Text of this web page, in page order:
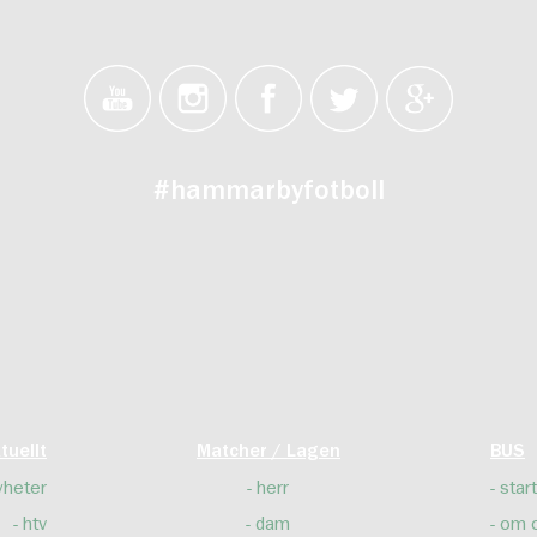
#hammarbyfotboll
htv
Matcher / Lagen
herr
dam
BUS
start
om